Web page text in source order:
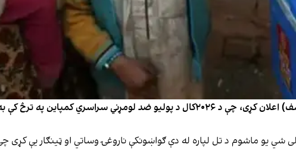
یو ماشوم د تل لپاره له دې ګواښونکې ناروغۍ وساتي او ټینګار یې کړی